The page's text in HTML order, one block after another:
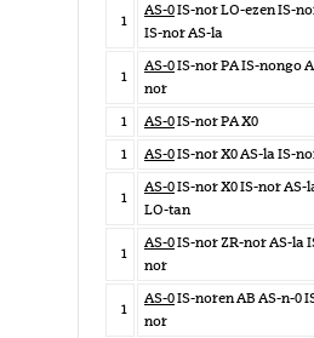
1
AS-0IS-nor LO-ezen IS-
IS-nor AS-la
1
AS-0IS-nor PA IS-nongo
nor
1
AS-0IS-nor PA X0
1
AS-0IS-nor X0 AS-la IS-
1
AS-0IS-nor X0 IS-nor AS-
LO-tan
1
AS-0IS-nor ZR-nor AS-la
nor
1
AS-0IS-noren AB AS-n-0
nor